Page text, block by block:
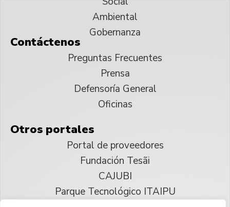
Ambiental
Gobernanza
Contáctenos
Preguntas Frecuentes
Prensa
Defensoría General
Oficinas
Otros portales
Portal de proveedores
Fundación Tesãi
CAJUBI
Parque Tecnológico ITAIPU